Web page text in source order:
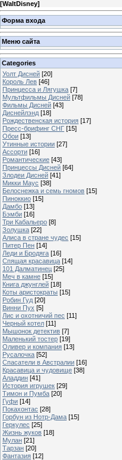
[WaltDisney]
Форма входа
Меню сайта
Categories
Уолт Дисней [20]
Король Лев [46]
Принцесса и Лягушка [7]
Мультфильмы Дисней [78]
Фильмы Дисней [43]
Диснейлэнд [18]
Рождественская история [17]
Пресс-брифинг СНГ [15]
Обои [13]
Утинные истории [27]
Ассорти [16]
Романтические [43]
Принцессы Дисней [64]
Злодеи Дисней [41]
Микки Маус [38]
Белоснежка и семь гномов [15]
Пиноккио [15]
Дамбо [13]
Бэмби [16]
Три Кабальеро [8]
Золушка [22]
Алиса в стране чудес [15]
Питер Пен [14]
Леди и Бродяга [16]
Спящая красавица [14]
101 Далматинец [25]
Меч в камне [15]
Книга джунглей [18]
Коты аристократы [15]
Робин Гуд [20]
Винни Пух [5]
Лис и охотничий пес [11]
Черный котел [11]
Мышонок детектив [7]
Маленький тостер [19]
Оливер и компания [13]
Русалочка [52]
Спасатели в Австралии [16]
Красавица и чудовище [38]
Аладдин [41]
История игрушек [29]
Тимон и Пумба [20]
Гуфи [14]
Покахонтас [28]
Горбун из Нотр-Дама [15]
Геркулес [25]
Жизнь жуков [18]
Мулан [21]
Тарзан [20]
Фантазия [12]